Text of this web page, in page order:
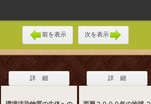
前を表示 次を表示
詳 細 詳 細